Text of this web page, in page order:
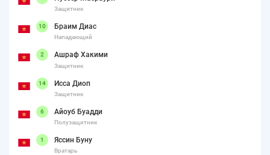
Защитник
10 Браим Диас
Нападающий
2 Ашраф Хакими
Защитник
14 Исса Диоп
Защитник
6 Айоуб Буадди
Полузащитник
1 Яссин Буну
Вратарь